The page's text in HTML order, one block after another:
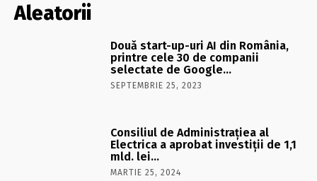
Aleatorii
Două start-up-uri AI din România,
printre cele 30 de companii
selectate de Google…
SEPTEMBRIE 25, 2023
Consiliul de Administraţiea al
Electrica a aprobat investiţii de 1,1
mld. lei…
MARTIE 25, 2024